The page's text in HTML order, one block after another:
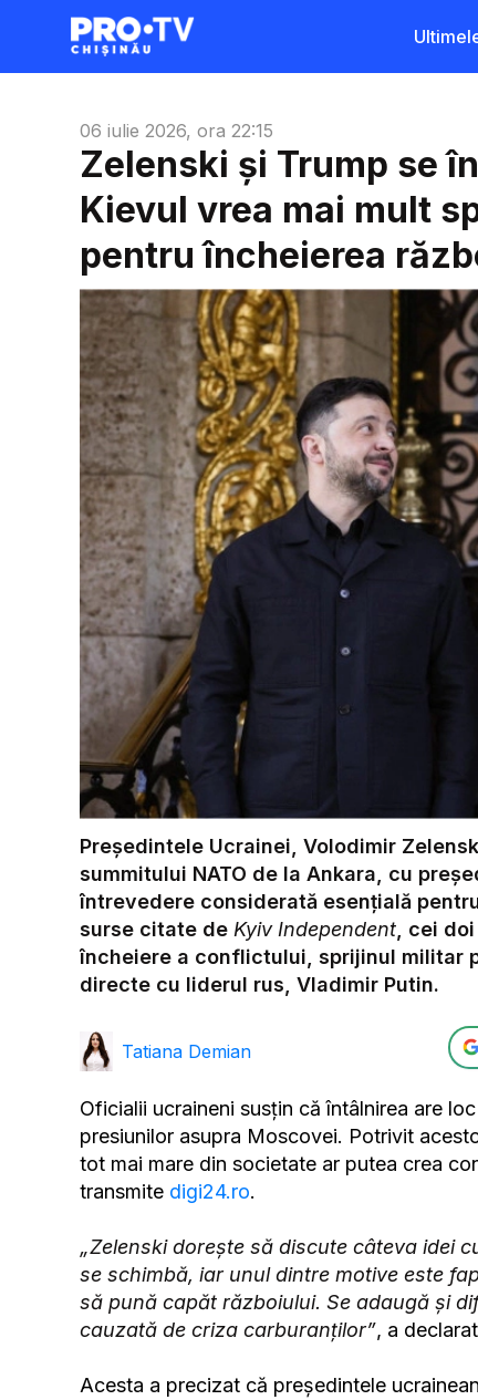
06 iulie 2026, ora 22:15
Zelenski și Trump se
Kievul vrea mai mult
pentru încheierea
Președintele Ucrainei, Volodimir
summitului NATO de la Ankara, cu
întrevedere considerată esențială
surse citate de Kyiv Independent , cei
încheiere a conflictului, sprijinul militar
directe cu liderul rus, Vladimir Putin.
Tatiana Demian
Oficialii ucraineni susțin că întâlnirea are
presiunilor asupra Moscovei. Potrivit
tot mai mare din societate ar putea crea
transmite digi24.ro.
„Zelenski dorește să discute câteva idei
se schimbă, iar unul dintre motive este
să pună capăt războiului. Se adaugă și
cauzată de criza carburanților”, a
Acesta a precizat că președintele